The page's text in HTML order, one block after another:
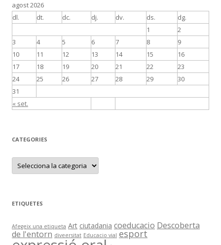
a
:
agost 2026
dl.
dt. dc. dj. dv. ds. dg.
« set.
1
2
3
4 5 6 7 8
9
10
11 12 13 14 15
16
17
18 19 20 21 22
23
24
25 26 27 28 29
30
31
CATEGORIES
C
t
r
i
s
ETIQUETES
Afegeix una etiqueta Art ciutadania coeducacio Descoberta
de l'entorn diveersitat Educacio vial esport